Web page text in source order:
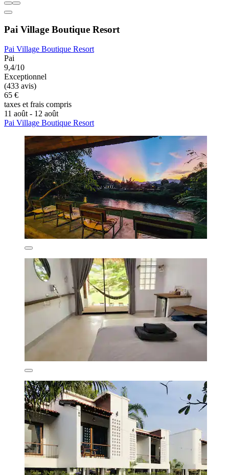
Pai Village Boutique Resort
Pai Village Boutique Resort
Pai
9,4/10
Exceptionnel
(433 avis)
65 €
taxes et frais compris
11 août - 12 août
Pai Village Boutique Resort